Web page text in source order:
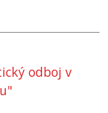
odboj v